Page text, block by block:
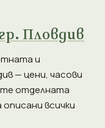
Пловдив
и
— цени, часови
отделната
всички